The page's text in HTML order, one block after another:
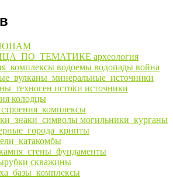
археология
водоемы водопады война
истоки источники
колодцы
могильники_курганы
скважины